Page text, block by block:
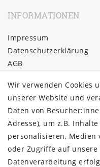
INFORMATIONEN
Impressum
Daten­schutz­erklärung
AGB
Widerrufs­recht
Kontakt
Vertrag widerrufen
ÜBER UNS
Montage in Maintal /
Wir verwenden Cookies
unserer Website und
Daten von
Adresse), um z.B.
personalisieren,
oder Zugriffe auf unsere
Datenverarbeitung